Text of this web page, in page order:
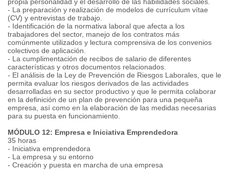
- La preparación y realización de modelos de currículum vítae
(CV) y entrevistas de trabajo.
- Identificación de la normativa laboral que afecta a los
trabajadores del sector, manejo de los contratos más
comúnmente utilizados y lectura comprensiva de los convenios
colectivos de aplicación.
- La cumplimentación de recibos de salario de diferentes
características y otros documentos relacionados.
- El análisis de la Ley de Prevención de Riesgos Laborales, que le
permita evaluar los riesgos derivados de las actividades
desarrolladas en su sector productivo y que le permita colaborar
en la definición de un plan de prevención para una pequeña
empresa, así como en la elaboración de las medidas necesarias
para su puesta en funcionamiento.
MÓDULO 12: Empresa e Iniciativa Emprendedora
35 horas
- Iniciativa emprendedora
- La empresa y su entorno
- Creación y puesta en marcha de una empresa